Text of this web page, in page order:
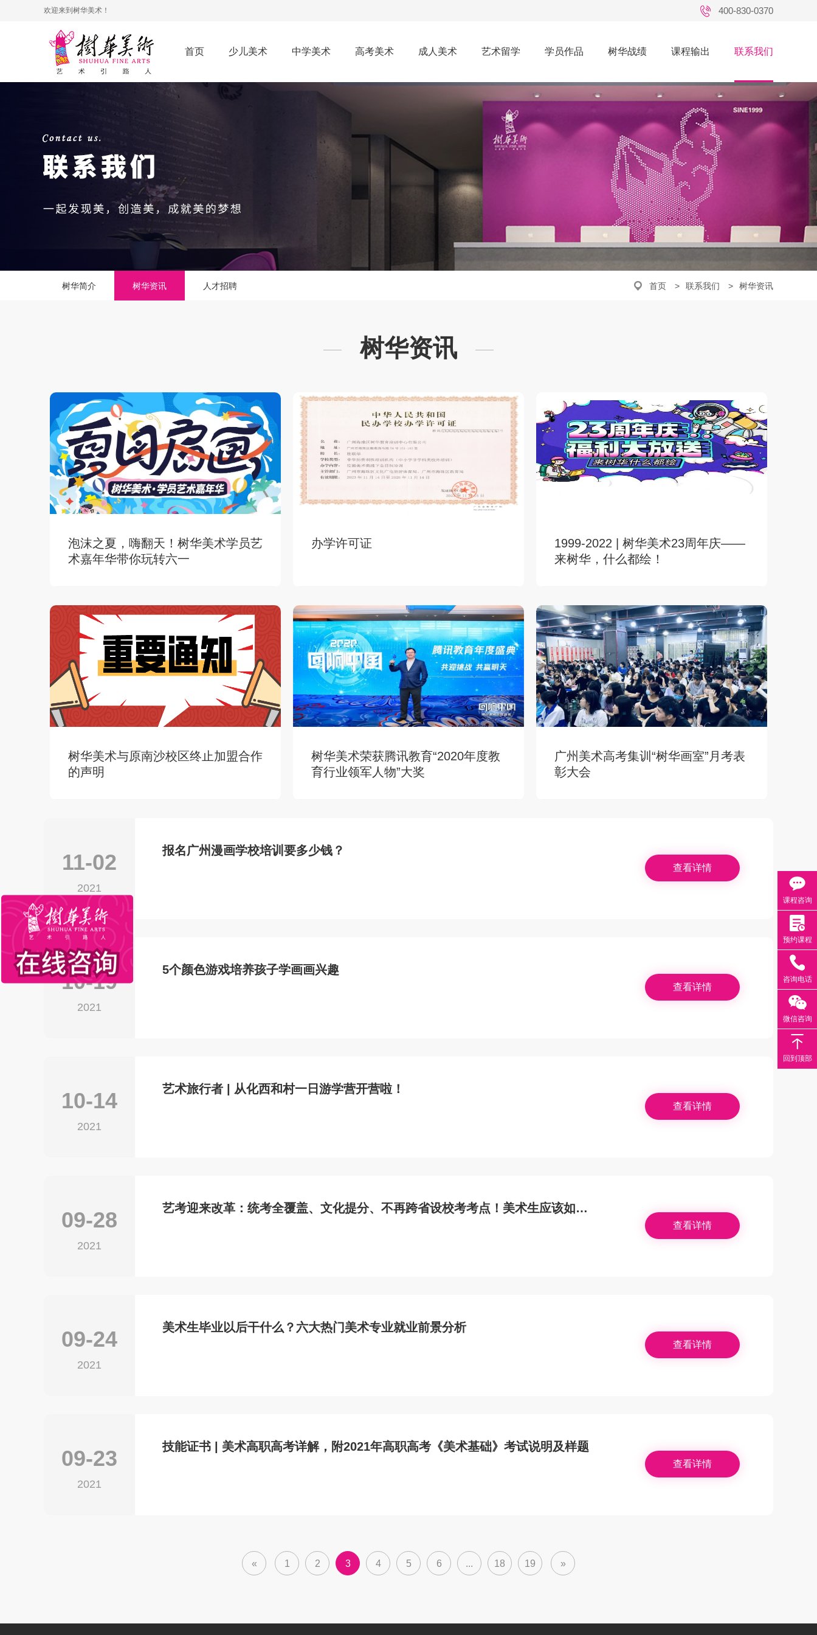
欢迎来到树华美术！ 400-830-0370
首页 少儿美术 中学美术 高考美术 成人美术 艺术留学 学员作品 树华战绩 课程输出 联系我们
树华简介 树华资讯 人才招聘 首页 联系我们 树华资讯
树华资讯
泡沫之夏，嗨翻天！树华美术学员艺
术嘉年华带你玩转六一
办学许可证
1999-2022 | 树华美术23周年庆——
来树华，什么都绘！
树华美术与原南沙校区终止加盟合作
的声明
树华美术荣获腾讯教育“2020年度教
育行业领军人物”大奖
广州美术高考集训“树华画室”月考表
彰大会
11-02
2021
报名广州漫画学校培训要多少钱？
查看详情
10-19
2021
5个颜色游戏培养孩子学画画兴趣
查看详情
10-14
2021
艺术旅行者 | 从化西和村一日游学营开营啦！
查看详情
09-28
2021
艺考迎来改革：统考全覆盖、文化提分、不再跨省设校考考点！美术生应该如何
查看详情
09-24
2021
美术生毕业以后干什么？六大热门美术专业就业前景分析
查看详情
09-23
2021
技能证书 | 美术高职高考详解，附2021年高职高考《美术基础》考试说明及样题
查看详情
« 1 2 3 4 5 6 ... 18 19 »
课程咨询
预约课程
咨询电话
微信咨询
回到顶部